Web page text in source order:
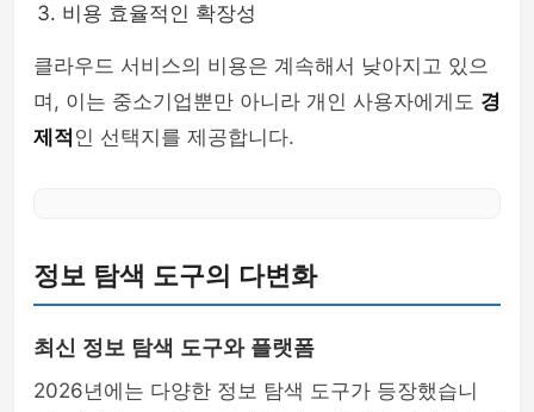
비용 효율적인 확장성
클라우드 서비스의 비용은 계속해서 낮아지고 있으
며, 이는 중소기업뿐만 아니라 개인 사용자에게도 경
제적 인 선택지를 제공합니다.
정보 탐색 도구의 다변화
최신 정보 탐색 도구와 플랫폼
2026년에는 다양한 정보 탐색 도구가 등장했습니